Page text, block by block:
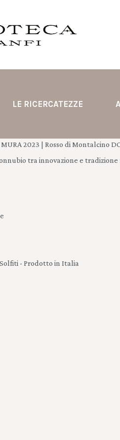
LE RICERCATEZZE
2023 | Rosso di Montalcino
tra innovazione e tradizione
- Prodotto in Italia